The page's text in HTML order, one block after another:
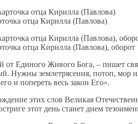
отца Кирилла (Павлова)
отца Кирилла (Павлова), оборот
от Единого Живого Бога, – пишет
Нужны землетрясения, потоп, мор
и попереть весь закон Его».
этих слов Великая
этот день станет днем